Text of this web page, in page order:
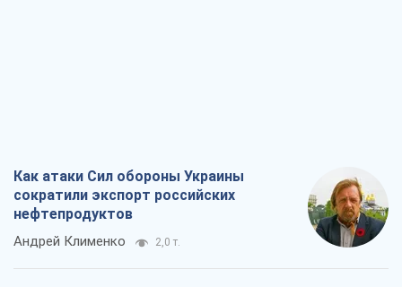
Как атаки Сил обороны Украины
сократили экспорт российских
нефтепродуктов
Андрей Клименко 2,0 т.